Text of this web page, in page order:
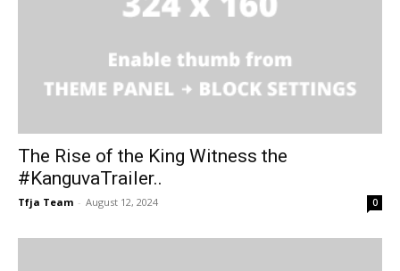
The Rise of the King Witness the
#KanguvaTrailer..
Tfja Team - August 12, 2024 0